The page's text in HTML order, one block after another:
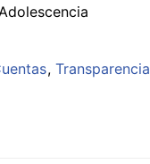
Transparencia